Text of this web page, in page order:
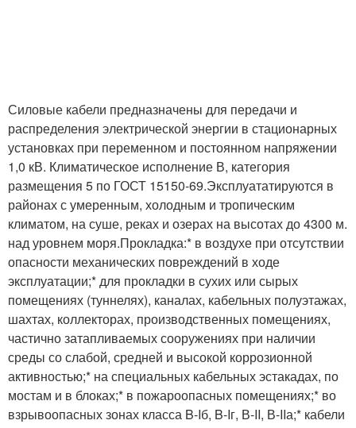
Силовые кабели предназначены для передачи и
распределения электрической энергии в стационарных
установках при переменном и постоянном напряжении
1,0 кВ. Климатическое исполнение В, категория
размещения 5 по ГОСТ 15150-69.Эксплуататируются в
районах с умеренным, холодным и тропическим
климатом, на суше, реках и озерах на высотах до 4300 м.
над уровнем моря.Прокладка:* в воздухе при отсутствии
опасности механических повреждений в ходе
эксплуатации;* для прокладки в сухих или сырых
помещениях (туннелях), каналах, кабельных полуэтажах,
шахтах, коллекторах, производственных помещениях,
частично затапливаемых сооружениях при наличии
среды со слабой, средней и высокой коррозионной
активностью;* на специальных кабельных эстакадах, по
мостам и в блоках;* в пожароопасных помещениях;* во
взрывоопасных зонах класса B-Iб, B-Iг, В-II, В-IIа;* кабели